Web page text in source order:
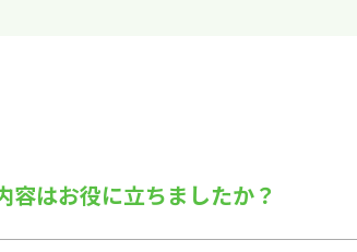
容はお役に立ちましたか？